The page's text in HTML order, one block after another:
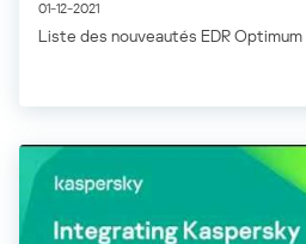
01-12-2021
Liste des nouveautés EDR Optimum